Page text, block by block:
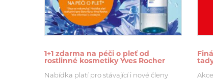
1+1 zdarma na péči o pleť od
rostlinné kosmetiky Yves Rocher
Nabídka platí pro stávající i nové členy